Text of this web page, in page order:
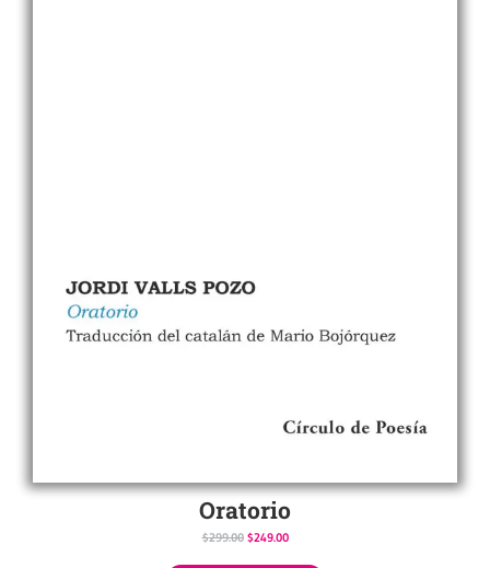
Oratorio
$299.00 $249.00